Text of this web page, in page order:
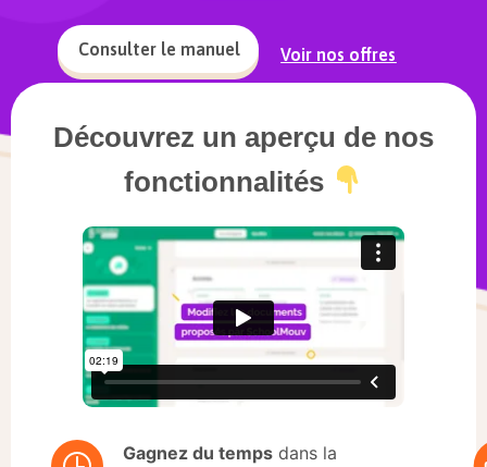
Consulter le manuel Voir nos offres
Découvrez un aperçu de nos
fonctionnalités
Gagnez du temps dans la